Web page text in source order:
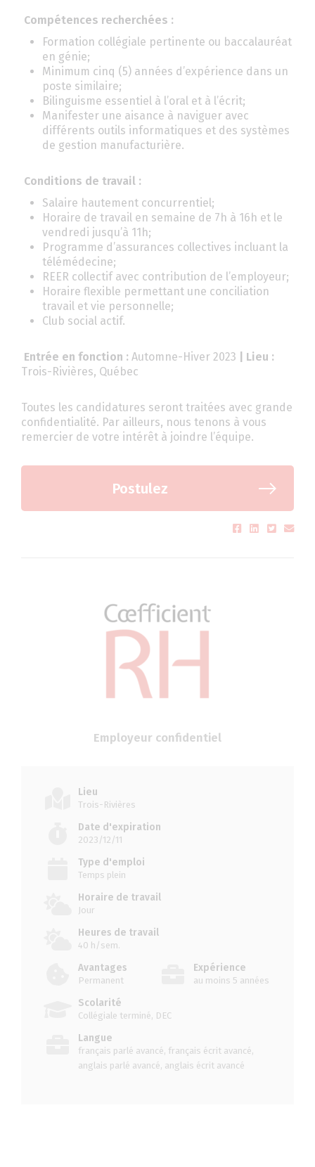
Compétences recherchées :
Formation collégiale pertinente ou baccalauréat
en génie;
Minimum cinq (5) années d’expérience dans un
poste similaire;
Bilinguisme essentiel à l’oral et à l’écrit;
Manifester une aisance à naviguer avec
différents outils informatiques et des systèmes
de gestion manufacturière.
Conditions de travail :
Salaire hautement concurrentiel;
Horaire de travail en semaine de 7h à 16h et le
vendredi jusqu’à 11h;
Programme d’assurances collectives incluant la
télémédecine;
REER collectif avec contribution de l’employeur;
Horaire flexible permettant une conciliation
travail et vie personnelle;
Club social actif.
Entrée en fonction : Automne-Hiver 2023 | Lieu :
Trois-Rivières, Québec
Toutes les candidatures seront traitées avec grande
confidentialité. Par ailleurs, nous tenons à vous
remercier de votre intérêt à joindre l’équipe.
Postulez
Employeur confidentiel
Lieu
Trois-Rivières
Date d'expiration
2023/12/11
Type d'emploi
Temps plein
Horaire de travail
Jour
Heures de travail
40 h/sem.
Avantages
Permanent
Expérience
au moins 5 années
Scolarité
Collégiale terminé, DEC
Langue
français parlé avancé, français écrit avancé,
anglais parlé avancé, anglais écrit avancé